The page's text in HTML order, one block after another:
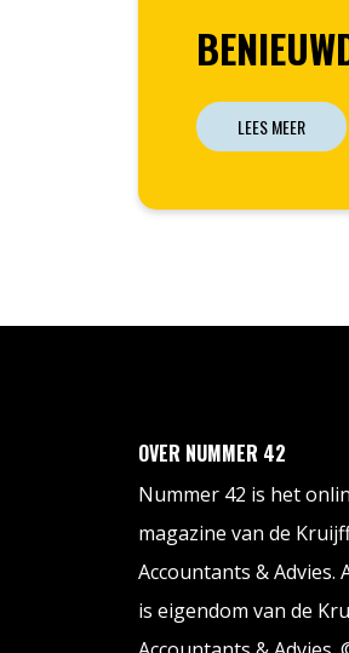
LEES MEER
OVER NUMMER 42
Nummer 42 is het
magazine van de
Accountants & Advies.
is eigendom van de